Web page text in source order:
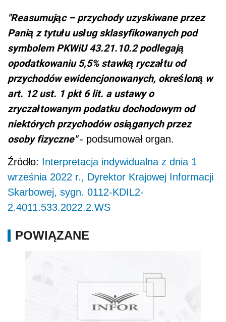
"Reasumując – przychody uzyskiwane przez
Panią z tytułu usług sklasyfikowanych pod
symbolem PKWiU 43.21.10.2 podlegają
opodatkowaniu 5,5% stawką ryczałtu od
przychodów ewidencjonowanych, określoną w
art. 12 ust. 1 pkt 6 lit. a ustawy o
zryczałtowanym podatku dochodowym od
niektórych przychodów osiąganych przez
osoby fizyczne"- podsumował organ.
Źródło: Interpretacja indywidualna z dnia 1
września 2022 r., Dyrektor Krajowej Informacji
Skarbowej, sygn. 0112-KDIL2-
2.4011.533.2022.2.WS
POWIĄZANE